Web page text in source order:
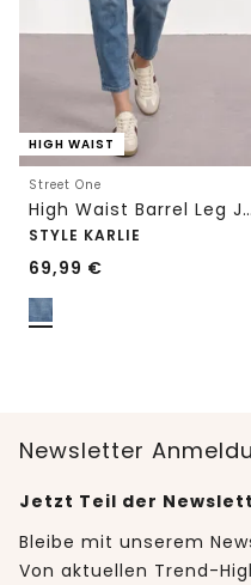
HIGH WAIST
Street One
High Waist Barrel Leg Jeans im Loose Fit
STYLE KARLIE
69,99 €
Newsletter
Jetzt Teil der
Bleibe mit unserem
Von aktuellen Trend-